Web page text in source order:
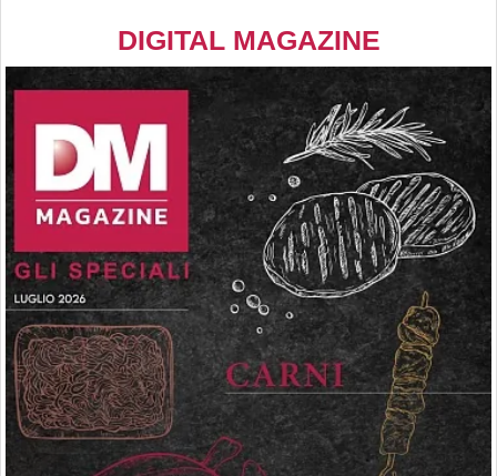
DIGITAL MAGAZINE